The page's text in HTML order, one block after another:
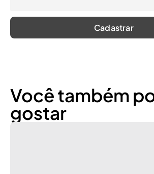
Você também
gostar